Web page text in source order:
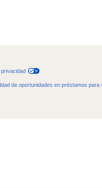
de oportunidades en préstamos para